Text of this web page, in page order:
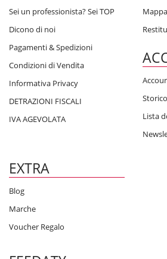
Sei un professionista? Sei TOP
Dicono di noi
Pagamenti & Spedizioni
Condizioni di Vendita
Informativa Privacy
DETRAZIONI FISCALI
IVA AGEVOLATA
Lista
EXTRA
Blog
Marche
Voucher Regalo